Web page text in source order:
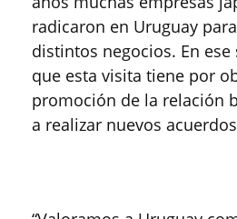
radicaron en Uruguay
distintos negocios. En
que esta visita tiene por
promoción de la relación
a realizar nuevos